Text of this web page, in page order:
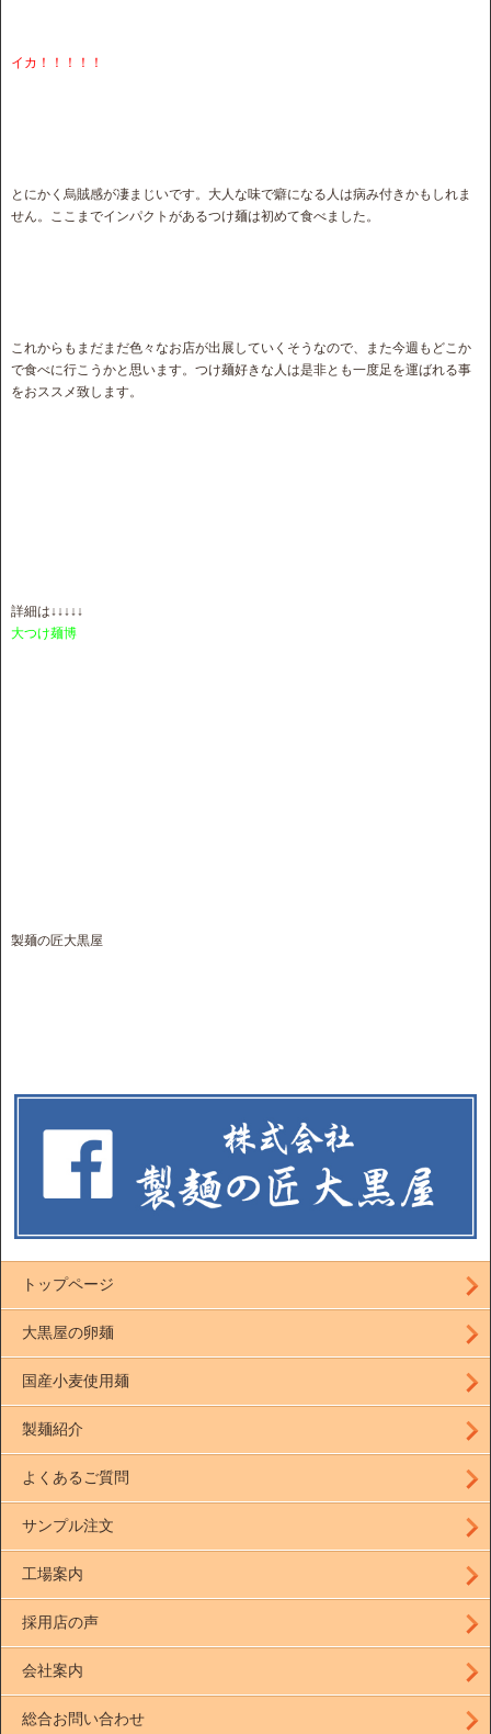
イカ！！！！！
とにかく烏賊感が凄まじいです。大人な味で癖になる人は病み付きかもしれま
せん。ここまでインパクトがあるつけ麺は初めて食べました。
これからもまだまだ色々なお店が出展していくそうなので、また今週もどこか
で食べに行こうかと思います。つけ麺好きな人は是非とも一度足を運ばれる事
をおススメ致します。
詳細は↓↓↓↓↓
大つけ麺博
製麺の匠大黒屋
トップページ
大黒屋の卵麺
国産小麦使用麺
製麺紹介
よくあるご質問
サンプル注文
工場案内
採用店の声
会社案内
総合お問い合わせ